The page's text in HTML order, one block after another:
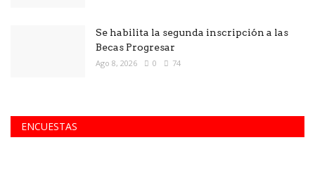
Se habilita la segunda inscripción a las
Becas Progresar
Ago 8, 2026 0 74
ENCUESTAS